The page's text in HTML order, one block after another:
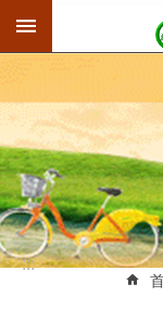
跳到主要內容區塊
:::